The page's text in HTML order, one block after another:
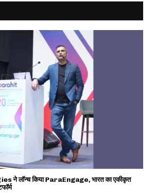
लॉन्च किया ParaEngage, भारत का एकीकृत